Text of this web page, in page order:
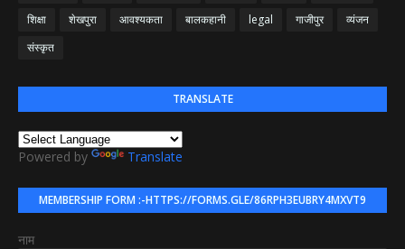
शिक्षा
शेखपुरा आवश्यकता बालकहानी legal गाजीपुर
व्यंजन
संस्कृत
TRANSLATE
Powered by Translate
MEMBERSHIP FORM :-HTTPS://FORMS.GLE/86RPH3EUBRY4MXVT9
नाम